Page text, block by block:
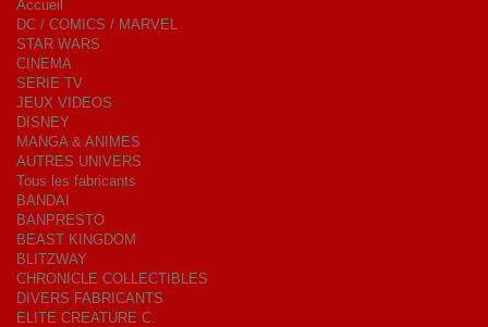
Accueil
DC / COMICS / MARVEL
STAR WARS
CINEMA
SERIE TV
JEUX VIDEOS
DISNEY
MANGA & ANIMES
AUTRES UNIVERS
Tous les fabricants
BANDAI
BANPRESTO
BEAST KINGDOM
BLITZWAY
CHRONICLE COLLECTIBLES
DIVERS FABRICANTS
ELITE CREATURE C.